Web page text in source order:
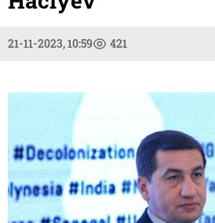
21-11-2023, 10:59 421